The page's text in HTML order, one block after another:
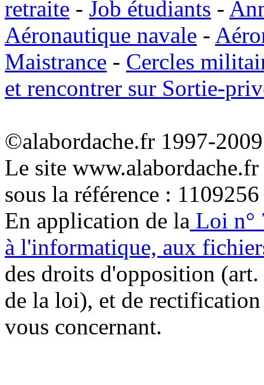
retraite - Job étudiants -
Aéronautique navale -
Maistrance - Cercles
et rencontrer sur Sortie-
©alabordache.fr 1997-
Le site
sous la référence : 1109256
En application de la Loi n°
à l'informatique, aux
des droits d'opposition
de la loi), et de
vous concernant.